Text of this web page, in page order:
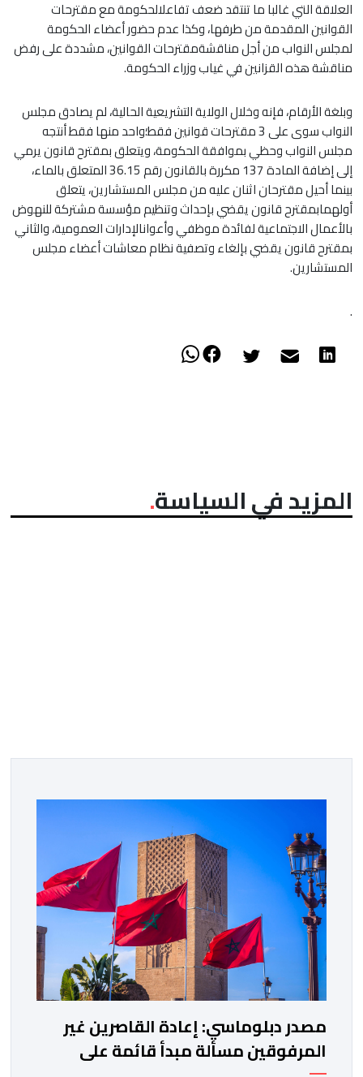
العلاقة التي غالبا ما تنتقد ضعف تفاعلالحكومة مع مقترحات
القوانين المقدمة من طرفها، وكذا عدم حضور أعضاء الحكومة
لمجلس النواب من أجل مناقشةمقترحات القوانين، مشددة على رفض
مناقشة هذه القزانين في غياب وزراء الحكومة.
وبلغة الأرقام، فإنه وخلال الولاية التشريعية الحالية، لم يصادق مجلس
النواب سوى على 3 مقترحات قوانين فقط؛واحد منها فقط أنتجه
مجلس النواب وحظي بموافقة الحكومة، ويتعلق بمقترح قانون يرمي
إلى إضافة المادة 137 مكررة بالقانون رقم 36.15 المتعلق بالماء،
بينما أحيل مقترحان اثنان عليه من مجلس المستشارين، يتعلق
أولهمابمقترح قانون يقضي بإحداث وتنظيم مؤسسة مشتركة للنهوض
بالأعمال الاجتماعية لفائدة موظفي وأعوانالإدارات العمومية، والثاني
بمقترح قانون يقضي بإلغاء وتصفية نظام معاشات أعضاء مجلس
المستشارين.
.
المزيد في السياسة
مصدر دبلوماسي: إعادة القاصرين غير
المرفوقين مسألة مبدأ قائمة على